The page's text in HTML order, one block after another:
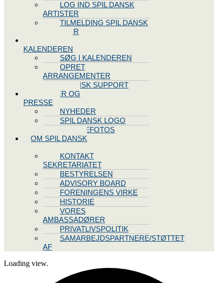
LOG IND SPIL DANSK
ARTISTER
TILMELDING SPIL DANSK
ARTISTER
KALENDEREN
SØG I KALENDEREN
OPRET
ARRANGEMENTER
TEKNISK SUPPORT
NYHEDER OG
PRESSE
NYHEDER
SPIL DANSK LOGO
PRESSEFOTOS
OM SPIL DANSK
KONTAKT
SEKRETARIATET
BESTYRELSEN
ADVISORY BOARD
FORENINGENS VIRKE
HISTORIE
VORES
AMBASSADØRER
PRIVATLIVSPOLITIK
SAMARBEJDSPARTNERE/STØTTET
AF
Loading view.